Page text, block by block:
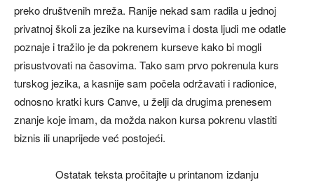
preko društvenih mreža. Ranije nekad sam radila u jednoj
privatnoj školi za jezike na kursevima i dosta ljudi me odatle
poznaje i tražilo je da pokrenem kurseve kako bi mogli
prisustvovati na časovima. Tako sam prvo pokrenula kurs
turskog jezika, a kasnije sam počela održavati i radionice,
odnosno kratki kurs Canve, u želji da drugima prenesem
znanje koje imam, da možda nakon kursa pokrenu vlastiti
biznis ili unaprijede već postojeći.
Ostatak teksta pročitajte u printanom izdanju